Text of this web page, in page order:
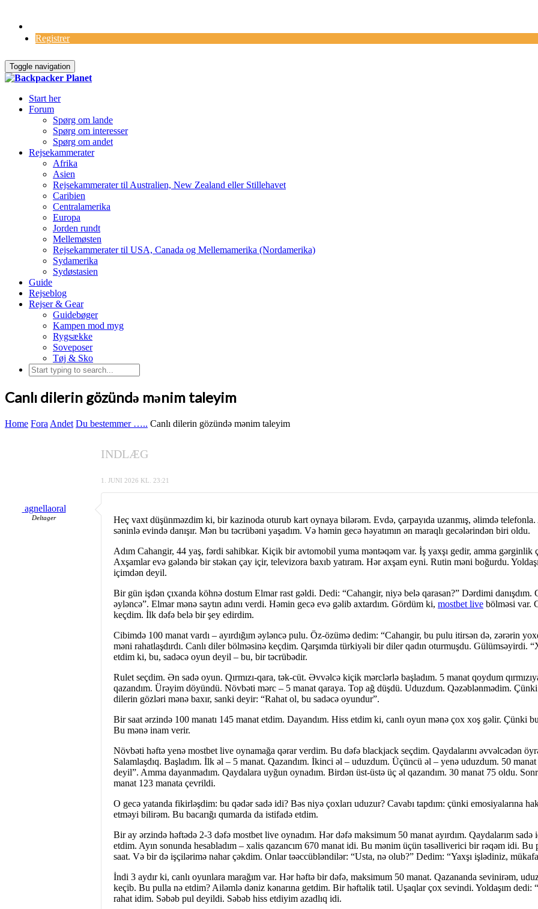
Registrer
Toggle navigation
Start her
Forum
Spørg om lande
Spørg om interesser
Spørg om andet
Rejsekammerater
Afrika
Asien
Rejsekammerater til Australien, New Zealand eller Stillehavet
Caribien
Centralamerika
Europa
Jorden rundt
Mellemøsten
Rejsekammerater til USA, Canada og Mellemamerika (Nordamerika)
Sydamerika
Sydøstasien
Guide
Rejseblog
Rejser & Gear
Guidebøger
Kampen mod myg
Rygsække
Soveposer
Tøj & Sko
Canlı dilerin gözündə mənim taleyim
Home Fora Andet Du bestemmer ….. Canlı dilerin gözündə mənim taleyim
INDLÆG
1. JUNI 2026 KL. 23:21
agnellaoral
Deltager
Heç vaxt düşünməzdim ki, bir kazinoda oturub kart oynaya bilərəm. Evdə, çarpayıda uzanmış, əlimdə
səninlə evində danışır. Mən bu təcrübəni yaşadım. Və həmin gecə həyatımın ən maraqlı gecələrindən biri oldu.
Adım Cahangir, 44 yaş, fərdi sahibkar. Kiçik bir avtomobil yuma məntəqəm var. İş yaxşı gedir, amma gərginlik
Axşamlar evə gələndə bir stəkan çay içir, televizora baxıb yatıram. Hər axşam eyni. Rutin məni boğurdu.
içimdən deyil.
Bir gün işdən çıxanda köhnə dostum Elmar rast gəldi. Dedi: “Cahangir, niyə belə qarasan?” Dərdimi
əyləncə”. Elmar mənə saytın adını verdi. Həmin gecə evə gəlib axtardım. Gördüm ki, mostbet live bölməsi var.
keçdim. İlk dəfə belə bir şey edirdim.
Cibimdə 100 manat vardı – ayırdığım əyləncə pulu. Öz-özümə dedim: “Cahangir, bu pulu itirsən də, zərərin
məni rahatlaşdırdı. Canlı diler bölməsinə keçdim. Qarşımda türkiyəli bir diler qadın oturmuşdu.
etdim ki, bu, sadəcə oyun deyil – bu, bir təcrübədir.
Rulet seçdim. Ən sadə oyun. Qırmızı-qara, tək-cüt. Əvvəlcə kiçik mərclərlə başladım. 5 manat qoydum
qazandım. Ürəyim döyündü. Növbəti mərc – 5 manat qaraya. Top ağ düşdü. Uduzdum. Qəzəblənmədim.
dilerin gözləri mənə baxır, sanki deyir: “Rahat ol, bu sadəcə oyundur”.
Bir saat ərzində 100 manatı 145 manat etdim. Dayandım. Hiss etdim ki, canlı oyun mənə çox xoş gəlir. Çünki
Bu mənə inam verir.
Növbəti həftə yenə mostbet live oynamağa qərar verdim. Bu dəfə blackjack seçdim. Qaydalarını əvvəlcədən
Salamlaşdıq. Başladım. İlk əl – 5 manat. Qazandım. İkinci əl – uduzdum. Üçüncü əl – yenə uduzdum. 50
deyil”. Amma dayanmadım. Qaydalara uyğun oynadım. Birdən üst-üstə üç əl qazandım. 30 manat 75 oldu.
manat 123 manata çevrildi.
O gecə yatanda fikirləşdim: bu qədər sadə idi? Bəs niyə çoxları uduzur? Cavabı tapdım: çünki emosiyalarına
etməyi bilirəm. Bu bacarığı qumarda da istifadə etdim.
Bir ay ərzində həftədə 2-3 dəfə mostbet live oynadım. Hər dəfə maksimum 50 manat ayırdım. Qaydalarım sadə
etdim. Ayın sonunda hesabladım – xalis qazancım 670 manat idi. Bu mənim üçün təsəlliverici bir rəqəm idi. Bu
saat. Və bir də işçilərimə nahar çəkdim. Onlar təəccübləndilər: “Usta, nə olub?” Dedim: “Yaxşı işlədiniz,
İndi 3 aydır ki, canlı oyunlara marağım var. Hər həftə bir dəfə, maksimum 50 manat. Qazananda sevinirəm,
keçib. Bu pulla nə etdim? Ailəmlə dəniz kənarına getdim. Bir həftəlik tətil. Uşaqlar çox sevindi. Yoldaşım
rahat idim. Səbəb pul deyildi. Səbəb hiss etdiyim azadlıq idi.